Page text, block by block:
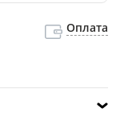
Оплата